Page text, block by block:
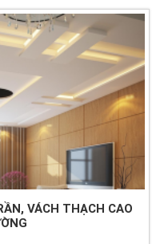
VÁCH THẠCH CAO